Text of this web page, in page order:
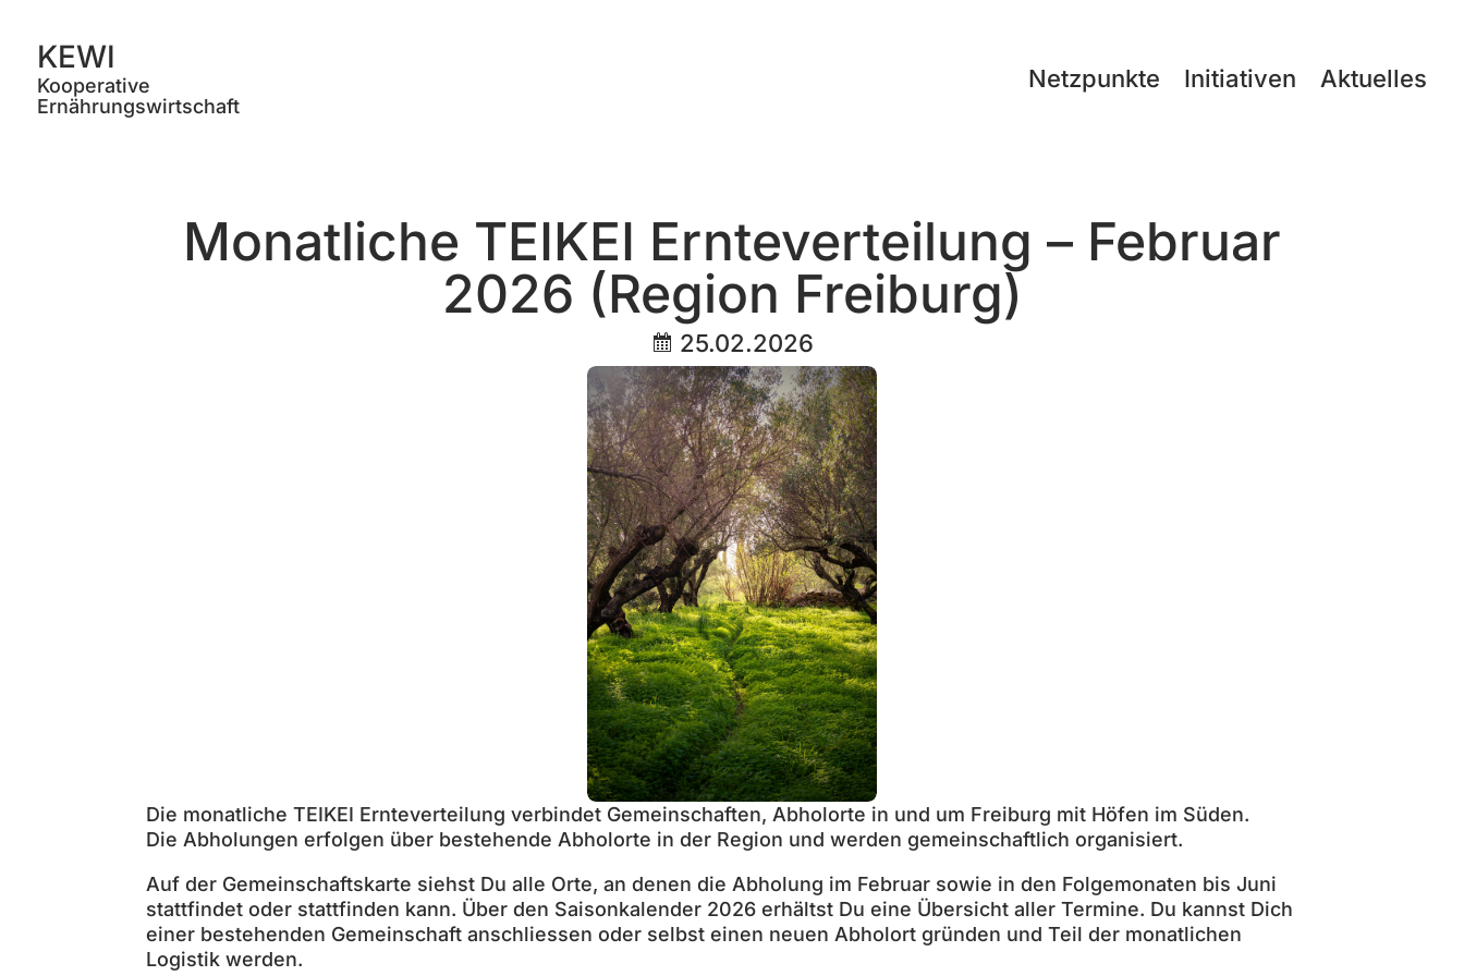
KEWI
Kooperative
Ernährungswirtschaft
Netzpunkte Initiativen Aktuelles
Monatliche TEIKEI Ernteverteilung – Februar
2026 (Region Freiburg)
25.02.2026
Die monatliche TEIKEI Ernteverteilung verbindet Gemeinschaften, Abholorte in und um Freiburg mit Höfen im Süden.
Die Abholungen erfolgen über bestehende Abholorte in der Region und werden gemeinschaftlich organisiert.
Auf der Gemeinschaftskarte siehst Du alle Orte, an denen die Abholung im Februar sowie in den Folgemonaten bis Juni
stattfindet oder stattfinden kann. Über den Saisonkalender 2026erhältst Du eine Übersicht aller Termine. Du kannst Dich
einer bestehenden Gemeinschaft anschliessen oder selbst einen neuen Abholort gründen und Teil der monatlichen
Logistik werden.